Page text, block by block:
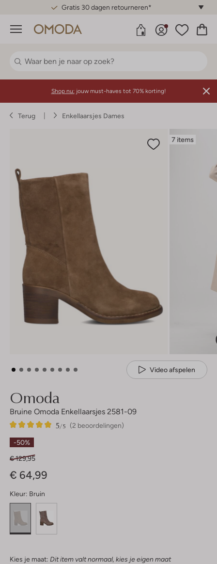
Gratis 30 dagen retourneren*
Menu
Shop nu: jouw must-haves tot 70% korting!
Terug Enkellaarsjes Dames
7 items
Video afspelen
Omoda
Bruine Omoda Enkellaarsjes 2581-09
(2 beoordelingen)
5/5
2
5
Sterren
-50%
€ 129,95
€ 64,99
Kleur: Bruin
Kies je maat: Dit item valt normaal, kies je eigen maat